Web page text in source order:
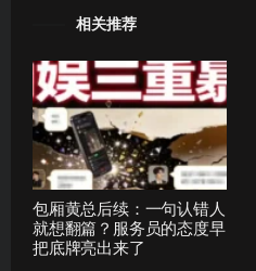
相关推荐
包厢黄总后续：一句认错人
就想翻篇？服务员的态度早
把底牌亮出来了